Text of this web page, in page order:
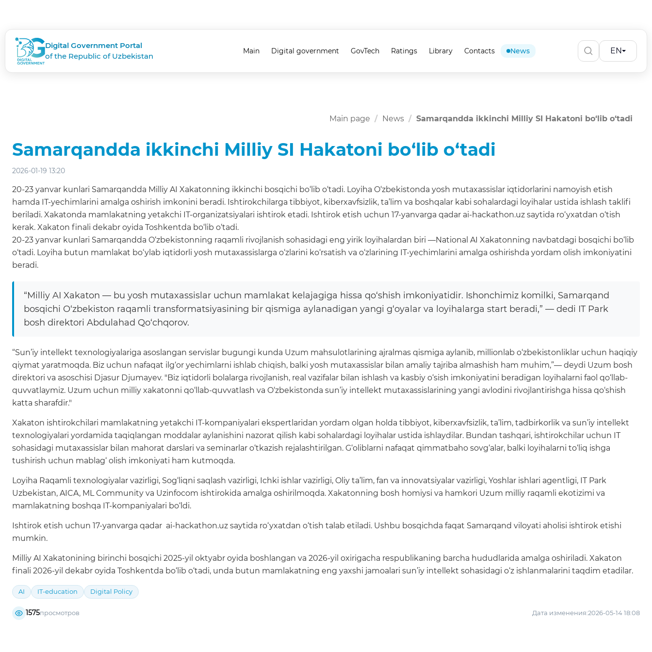
Digital Government Portal
of the Republic of Uzbekistan
Main Digital government GovTech Ratings Library Contacts News EN
Main page News Samarqandda ikkinchi Milliy SI Hakatoni bo‘lib o‘tadi
Samarqandda ikkinchi Milliy SI Hakatoni bo‘lib o‘tadi
2026-01-19 13:20
20-23 yanvar kunlari Samarqandda Milliy AI Xakatonning ikkinchi bosqichi bo‘lib o‘tadi. Loyiha O‘zbekistonda yosh mutaxassislar iqtidorlarini namoyish etish
hamda IT-yechimlarini amalga oshirish imkonini beradi. Ishtirokchilarga tibbiyot, kiberxavfsizlik, ta’lim va boshqalar kabi sohalardagi loyihalar ustida ishlash taklifi
beriladi. Xakatonda mamlakatning yetakchi IT-organizatsiyalari ishtirok etadi. Ishtirok etish uchun 17-yanvarga qadar ai-hackathon.uz saytida ro‘yxatdan o‘tish
kerak. Xakaton finali dekabr oyida Toshkentda bo‘lib o‘tadi.
20-23 yanvar kunlari Samarqandda O‘zbekistonning raqamli rivojlanish sohasidagi eng yirik loyihalardan biri —National AI Xakatonning navbatdagi bosqichi bo‘lib
o‘tadi. Loyiha butun mamlakat bo‘ylab iqtidorli yosh mutaxassislarga o‘zlarini ko‘rsatish va o‘zlarining IT-yechimlarini amalga oshirishda yordam olish imkoniyatini
beradi.
“Milliy AI Xakaton — bu yosh mutaxassislar uchun mamlakat kelajagiga hissa qo‘shish imkoniyatidir. Ishonchimiz komilki, Samarqand
bosqichi O‘zbekiston raqamli transformatsiyasining bir qismiga aylanadigan yangi g‘oyalar va loyihalarga start beradi,” — dedi IT Park
bosh direktori Abdulahad Qo‘chqorov.
“Sun’iy intellekt texnologiyalariga asoslangan servislar bugungi kunda Uzum mahsulotlarining ajralmas qismiga aylanib, millionlab o‘zbekistonliklar uchun haqiqiy
qiymat yaratmoqda. Biz uchun nafaqat ilg‘or yechimlarni ishlab chiqish, balki yosh mutaxassislar bilan amaliy tajriba almashish ham muhim,”— deydi Uzum bosh
direktori va asoschisi Djasur Djumayev. "Biz iqtidorli bolalarga rivojlanish, real vazifalar bilan ishlash va kasbiy o‘sish imkoniyatini beradigan loyihalarni faol qo‘llab-
quvvatlaymiz. Uzum uchun milliy xakatonni qo‘llab-quvvatlash va O‘zbekistonda sun’iy intellekt mutaxassislarining yangi avlodini rivojlantirishga hissa qo‘shish
katta sharafdir."
Xakaton ishtirokchilari mamlakatning yetakchi IT-kompaniyalari ekspertlaridan yordam olgan holda tibbiyot, kiberxavfsizlik, ta’lim, tadbirkorlik va sun’iy intellekt
texnologiyalari yordamida taqiqlangan moddalar aylanishini nazorat qilish kabi sohalardagi loyihalar ustida ishlaydilar. Bundan tashqari, ishtirokchilar uchun IT
sohasidagi mutaxassislar bilan mahorat darslari va seminarlar o‘tkazish rejalashtirilgan. G‘oliblarni nafaqat qimmatbaho sovg‘alar, balki loyihalarni to‘liq ishga
tushirish uchun mablag‘ olish imkoniyati ham kutmoqda.
Loyiha Raqamli texnologiyalar vazirligi, Sog‘liqni saqlash vazirligi, Ichki ishlar vazirligi, Oliy ta’lim, fan va innovatsiyalar vazirligi, Yoshlar ishlari agentligi, IT Park
Uzbekistan, AICA, ML Community va Uzinfocom ishtirokida amalga oshirilmoqda. Xakatonning bosh homiysi va hamkori Uzum milliy raqamli ekotizimi va
mamlakatning boshqa IT-kompaniyalari bo‘ldi.
Ishtirok etish uchun 17-yanvarga qadar ai-hackathon.uz saytida ro‘yxatdan o‘tish talab etiladi. Ushbu bosqichda faqat Samarqand viloyati aholisi ishtirok etishi
mumkin.
Milliy AI Xakatonining birinchi bosqichi 2025-yil oktyabr oyida boshlangan va 2026-yil oxirigacha respublikaning barcha hududlarida amalga oshiriladi. Xakaton
finali 2026-yil dekabr oyida Toshkentda bo‘lib o‘tadi, unda butun mamlakatning eng yaxshi jamoalari sun’iy intellekt sohasidagi o‘z ishlanmalarini taqdim etadilar.
AI IT-education Digital Policy
1575просмотров Дата изменения:2026-05-14 18:08